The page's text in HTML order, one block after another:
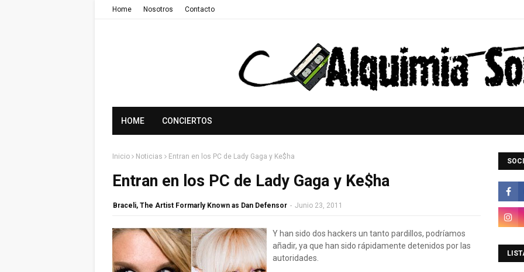
Home Nosotros Contacto
HOME CONCIERTOS
Inicio Noticias Entran en los PC de Lady Gaga y Ke$ha
Entran en los PC de Lady Gaga y Ke$ha
Braceli, The Artist Formarly Known as Dan Defensor - Junio 23, 2011
Y han sido dos hackers un tanto pardillos, podríamos
añadir, ya que han sido rápidamente detenidos por las
autoridades.